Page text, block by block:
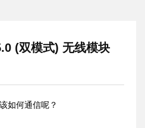
(双模式) 无线模块
如何通信呢？